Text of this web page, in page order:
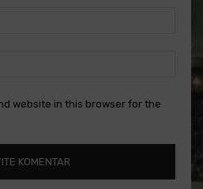
website in this browser for the